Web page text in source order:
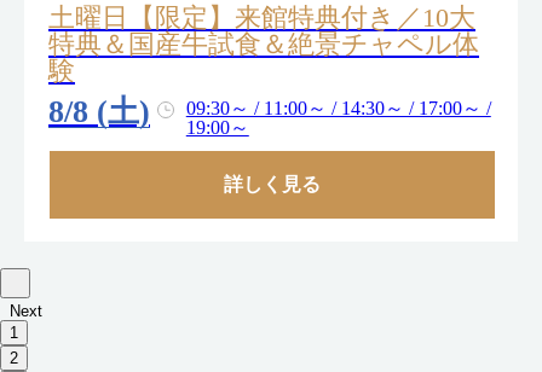
土曜日【限定】来館特典付き／10大
特典＆国産牛試食＆絶景チャペル体
験
8/8 (土)
09:30～ / 11:00～ / 14:30～ / 17:00～ /
19:00～
詳しく見る
Next
1
2